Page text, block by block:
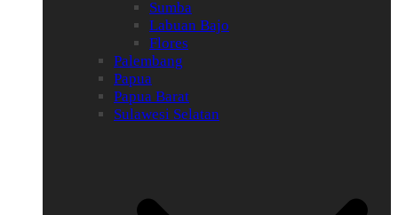
Sumba
Labuan Bajo
Flores
Palembang
Papua
Papua Barat
Sulawesi Selatan